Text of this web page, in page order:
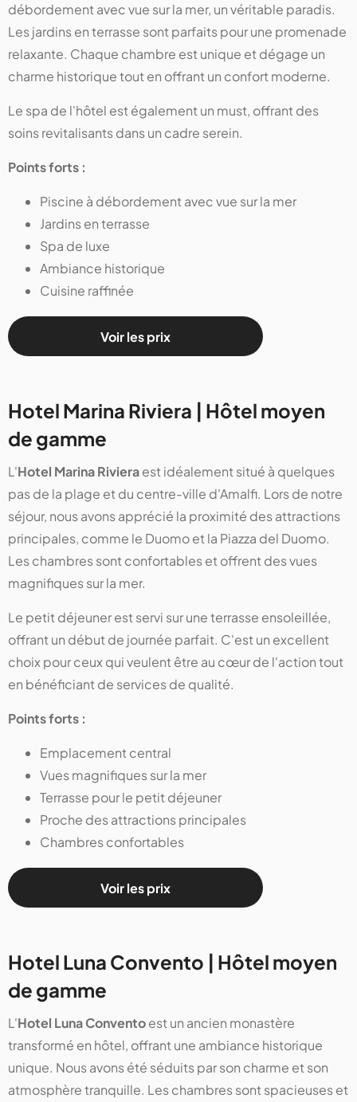
débordement avec vue sur la mer, un véritable paradis.
Les jardins en terrasse sont parfaits pour une promenade
relaxante. Chaque chambre est unique et dégage un
charme historique tout en offrant un confort moderne.
Le spa de l'hôtel est également un must, offrant des
soins revitalisants dans un cadre serein.
Points forts :
Piscine à débordement avec vue sur la mer
Jardins en terrasse
Spa de luxe
Ambiance historique
Cuisine raffinée
Voir les prix
Hotel Marina Riviera | Hôtel moyen
de gamme
L'Hotel Marina Rivieraest idéalement situé à quelques
pas de la plage et du centre-ville d'Amalfi. Lors de notre
séjour, nous avons apprécié la proximité des attractions
principales, comme le Duomo et la Piazza del Duomo.
Les chambres sont confortables et offrent des vues
magnifiques sur la mer.
Le petit déjeuner est servi sur une terrasse ensoleillée,
offrant un début de journée parfait. C'est un excellent
choix pour ceux qui veulent être au cœur de l'action tout
en bénéficiant de services de qualité.
Points forts :
Emplacement central
Vues magnifiques sur la mer
Terrasse pour le petit déjeuner
Proche des attractions principales
Chambres confortables
Voir les prix
Hotel Luna Convento | Hôtel moyen
de gamme
L'Hotel Luna Conventoest un ancien monastère
transformé en hôtel, offrant une ambiance historique
unique. Nous avons été séduits par son charme et son
atmosphère tranquille. Les chambres sont spacieuses et